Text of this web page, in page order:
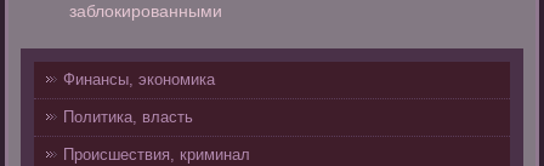
заблокированными
Финансы, экономика
Политика, власть
Происшествия, криминал